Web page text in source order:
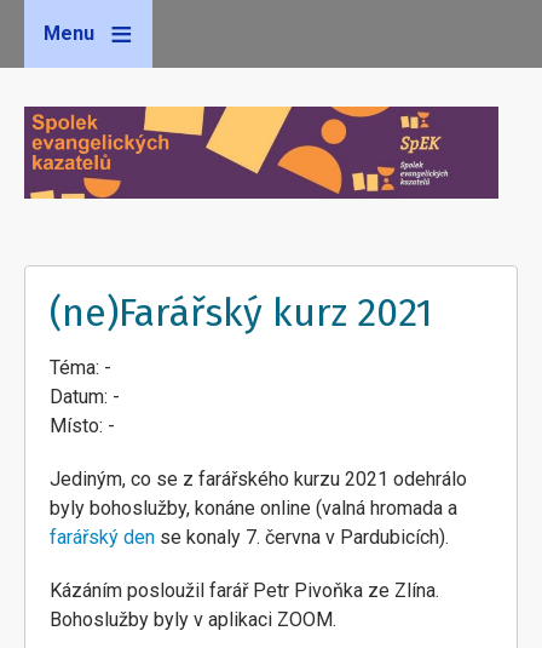
Menu
(ne)Farářský kurz 2021
Téma: -
Datum: -
Místo: -
Jediným, co se z farářského kurzu 2021 odehrálo
byly bohoslužby, konáne online (valná hromada a
farářský den se konaly 7. června v Pardubicích).
Kázáním posloužil farář Petr Pivoňka ze Zlína.
Bohoslužby byly v aplikaci ZOOM.